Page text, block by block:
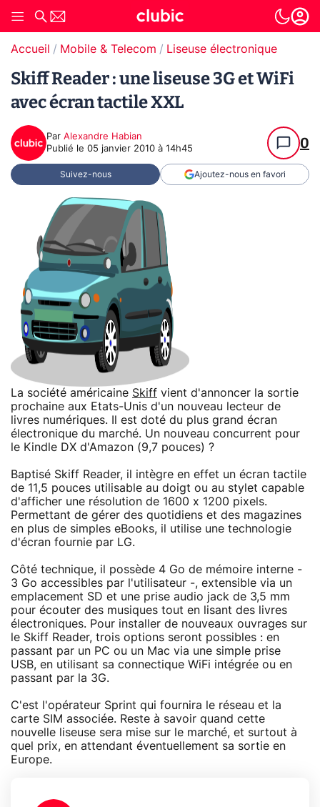
Accueil Mobile & Telecom Liseuse électronique
Skiff Reader : une liseuse 3G et WiFi
avec écran tactile XXL
Par Alexandre Habian
Publié le 05 janvier 2010 à 14h45 0
Suivez-nous Ajoutez-nous en favori
La société américaine Skiff vient d'annoncer la sortie
prochaine aux Etats-Unis d'un nouveau lecteur de
livres numériques. Il est doté du plus grand écran
électronique du marché. Un nouveau concurrent pour
le Kindle DX d'Amazon (9,7 pouces) ?
Baptisé Skiff Reader, il intègre en effet un écran tactile
de 11,5 pouces utilisable au doigt ou au stylet capable
d'afficher une résolution de 1600 x 1200 pixels.
Permettant de gérer des quotidiens et des magazines
en plus de simples eBooks, il utilise une technologie
d'écran fournie par LG.
Côté technique, il possède 4 Go de mémoire interne -
3 Go accessibles par l'utilisateur -, extensible via un
emplacement SD et une prise audio jack de 3,5 mm
pour écouter des musiques tout en lisant des livres
électroniques. Pour installer de nouveaux ouvrages sur
le Skiff Reader, trois options seront possibles : en
passant par un PC ou un Mac via une simple prise
USB, en utilisant sa connectique WiFi intégrée ou en
passant par la 3G.
C'est l'opérateur Sprint qui fournira le réseau et la
carte SIM associée. Reste à savoir quand cette
nouvelle liseuse sera mise sur le marché, et surtout à
quel prix, en attendant éventuellement sa sortie en
Europe.